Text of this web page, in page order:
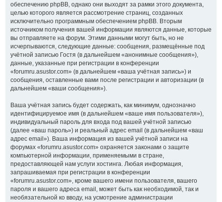
обеспечению phpBB, однако они выходят за рамки этого документа,
целью которого является рассмотрение страниц, созданных
исключительно программным обеспечением phpBB. Вторым
источником получения вашей информации являются данные, которые
вы отправляете на форум. Этими данными могут быть, но не
исчерпываются, следующие данные: сообщения, размещённые под
учётной записью Гостя (в дальнейшем «анонимные сообщения»),
данные, указанные при регистрации в конференции
«forumru.asustor.com» (в дальнейшем «ваша учётная запись») и
сообщения, оставленные вами после регистрации и авторизации (в
дальнейшем «ваши сообщения»).
Ваша учётная запись будет содержать, как минимум, однозначно
идентифицируемое имя (в дальнейшем «ваше имя пользователя»),
индивидуальный пароль для входа под вашей учётной записью
(далее «ваш пароль») и реальный адрес email (в дальнейшем «ваш
адрес email»). Ваша информация из вашей учётной записи на
форумах «forumru.asustor.com» охраняется законами о защите
компьютерной информации, применяемыми в стране,
предоставляющей нам услуги хостинга. Любая информация,
запрашиваемая при регистрации в конференции
«forumru.asustor.com», кроме вашего имени пользователя, вашего
пароля и вашего адреса email, может быть как необходимой, так и
необязательной ко вводу, на усмотрение администрации